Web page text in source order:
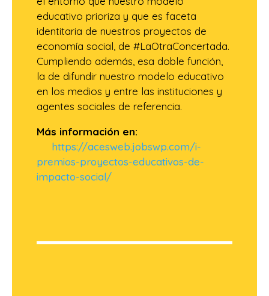
educativo prioriza y que es faceta
identitaria de nuestros proyectos de
economía social, de #LaOtraConcertada.
Cumpliendo además, esa doble función,
la de difundir nuestro modelo educativo
en los medios y entre las instituciones y
agentes sociales de referencia.
Más información en:
https://acesweb.jobswp.com/i-
premios-proyectos-educativos-de-
impacto-social/